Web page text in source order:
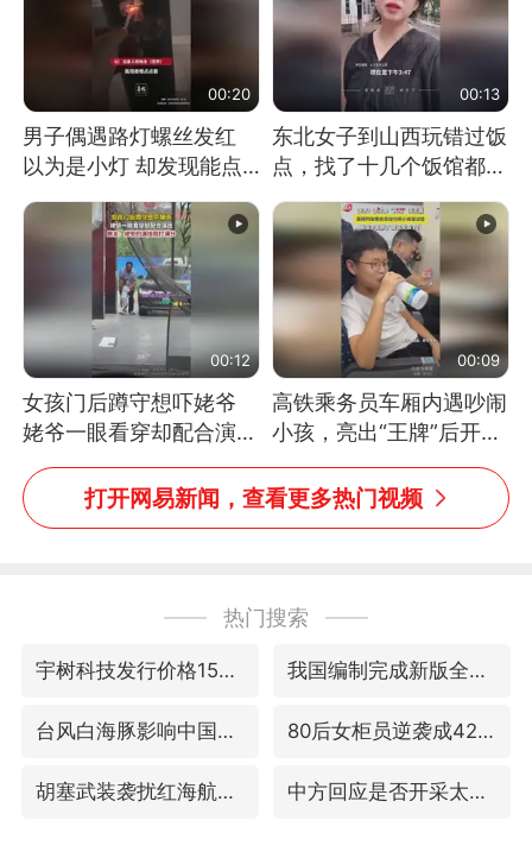
00:20
男子偶遇路灯螺丝发红
以为是小灯 却发现能点
燃香烟 当事人：已报警
处理
00:13
东北女子到山西玩错过饭
点，找了十几个饭馆都没
开门：午休到几点
00:12
女孩门后蹲守想吓姥爷
姥爷一眼看穿却配合演出
网友：姥爷的演技我打满
分
00:09
高铁乘务员车厢内遇吵闹
小孩，亮出“王牌”后开启
一键静音
打开网易新闻，查看更多热门视频
热门搜索
宇树科技发行价格150.80元/股 我国编制完成新版全月地质图
台风白海豚影响中国已成定局 80后女柜员逆袭成4200亿银行副行长
胡塞武装袭扰红海航运行动升级 中方回应是否开采太平洋海底稀土资源